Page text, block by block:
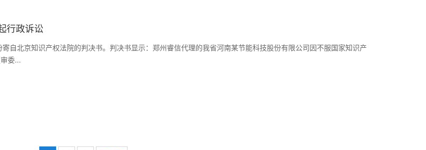
行政诉讼
自北京知识产权法院的判决书。判决书显示：郑州睿信代理的我省河南某节能科技股份有限公司因不服国家知识产
委...